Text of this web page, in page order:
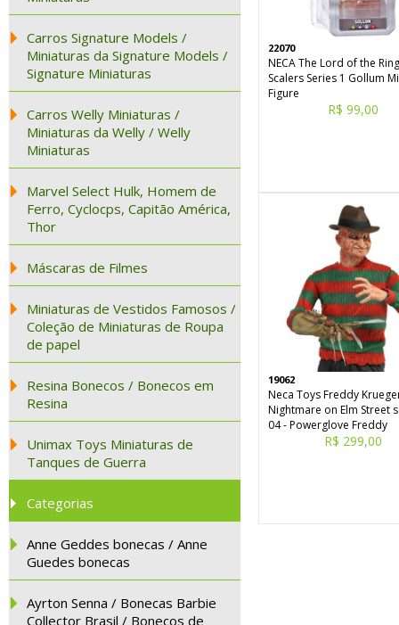
Carros Signature Models /
Miniaturas da Signature Models /
Signature Miniaturas
Carros Welly Miniaturas /
Miniaturas da Welly / Welly
Miniaturas
Marvel Select Hulk, Homem de
Ferro, Cyclocps, Capitão América,
Thor
Máscaras de Filmes
Miniaturas de Vestidos Famosos /
Coleção de Miniaturas de Roupa
de papel
Resina Bonecos / Bonecos em
Resina
Unimax Toys Miniaturas de
Tanques de Guerra
Categorias
Anne Geddes bonecas / Anne
Guedes bonecas
Ayrton Senna / Bonecas Barbie
Collector Brasil / Bonecos de
22070
NECA The Lord of the
Scalers Series 1 Gollum
Figure
R$ 99,00
19062
Neca Toys Freddy
Nightmare on Elm Street
04 - Powerglove Freddy
R$ 299,00